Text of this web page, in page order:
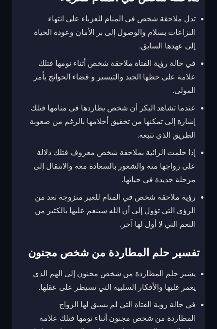
تدل ملاحقة شخص في المنام للعزباء على انتهاء
النزاعات بسلام والوصول إلى بر الأمان وعودة الحياة
إلى عهدها السابق.
في حالة رؤية الفتاة ملاحقة شخص أثناء نومها فتلك
علامة على حظها الجيد والتيسير و قضاء الحوائج بأمر
المولى.
عندما تشاهد البكر أن شخص يطاردها في منامها فتلك
إشارة إلى تمكنها من تحقيق أحلامها بالرغم من صعوبة
الطريق الذي تتبعه.
إذا حلمت الرائية بملاحقة شخص معروف فتلك دلالة
على زواجها منه والشعور بالسعادة معه والانتقال إلى
مرحلة جديدة في حياتها.
رؤية ملاحقة شخص في المنام للغير متزوجة تعد من
الرؤى التي تؤول إلى أن الله سينعم عليها بالكثير من
النعم التي لا أول لها آخر.
تفسير حلم المطاردة من شخص مجنون
يشير حلم المطاردة من شخص محنون إلى الهم الذي
يغمر قلبها والأفكار السلبية التي تسيطر على عقلها.
في حالة رؤية الفتاة التي لم يسبق لها الزواج
المطاردة من شخص مجنون أثناء نومها فتلك علامة